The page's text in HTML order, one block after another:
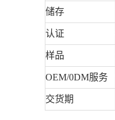
储存
认证
样品
OEM/0DM服务
交货期